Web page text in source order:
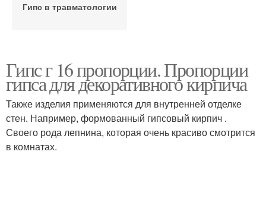
Гипс в травматологии
Гипс г 16 пропорции. Пропорции
гипса для декоративного кирпича
Также изделия применяются для внутренней отделке
стен. Например, формованный гипсовый кирпич .
Своего рода лепнина, которая очень красиво смотрится
в комнатах.